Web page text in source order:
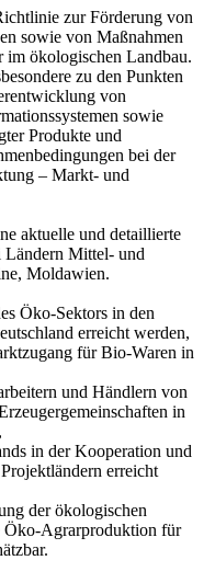
zur Förderung von
sowie von Maßnahmen
im ökologischen Landbau.
zu den Punkten
von
sowie
Produkte und
bei der
– Markt- und
aktuelle und detaillierte
Ländern Mittel- und
Moldawien.
Öko-Sektors in den
erreicht werden,
für Bio-Waren in
und Händlern von
in
in der Kooperation und
erreicht
der ökologischen
Öko-Agrarproduktion für